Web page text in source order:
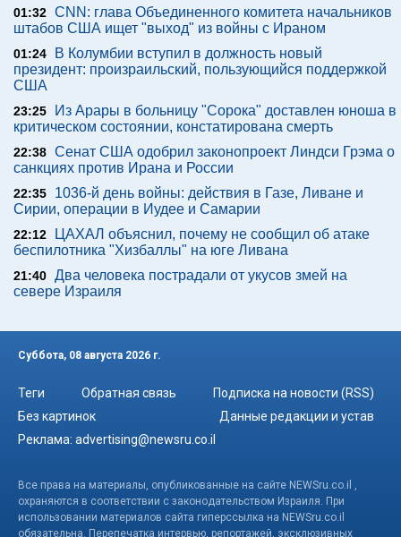
01:32 CNN: глава Объединенного комитета начальников
штабов США ищет "выход" из войны с Ираном
01:24
В Колумбии вступил в должность новый
президент: произраильский, пользующийся поддержкой
США
23:25
Из Арары в больницу "Сорока" доставлен юноша в
критическом состоянии, констатирована смерть
22:38 Сенат США одобрил законопроект Линдси Грэма о
санкциях против Ирана и России
22:35
1036-й день войны: действия в Газе, Ливане и
Сирии, операции в Иудее и Самарии
22:12
ЦАХАЛ объяснил, почему не сообщил об атаке
беспилотника "Хизбаллы" на юге Ливана
21:40 Два человека пострадали от укусов змей на
севере Израиля
Суббота, 08 августа 2026 г.
Теги Обратная связь
Подписка на новости (RSS)
Без картинок
Данные редакции и устав
Реклама: advertising@newsru.co.il
Все права на материалы, опубликованные на сайте NEWSru.co.il ,
охраняются в соответствии с законодательством Израиля. При
использовании материалов сайта гиперссылка на NEWSru.co.il
обязательна. Перепечатка интервью, репортажей, эксклюзивных